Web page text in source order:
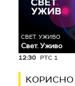
СВЕТ. УЖИВО
Свет. Уживо
12:30 РТС 1
КОРИСНО